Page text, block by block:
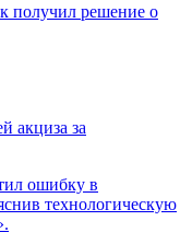
получил решение о
акциза за
ошибку в
технологическую